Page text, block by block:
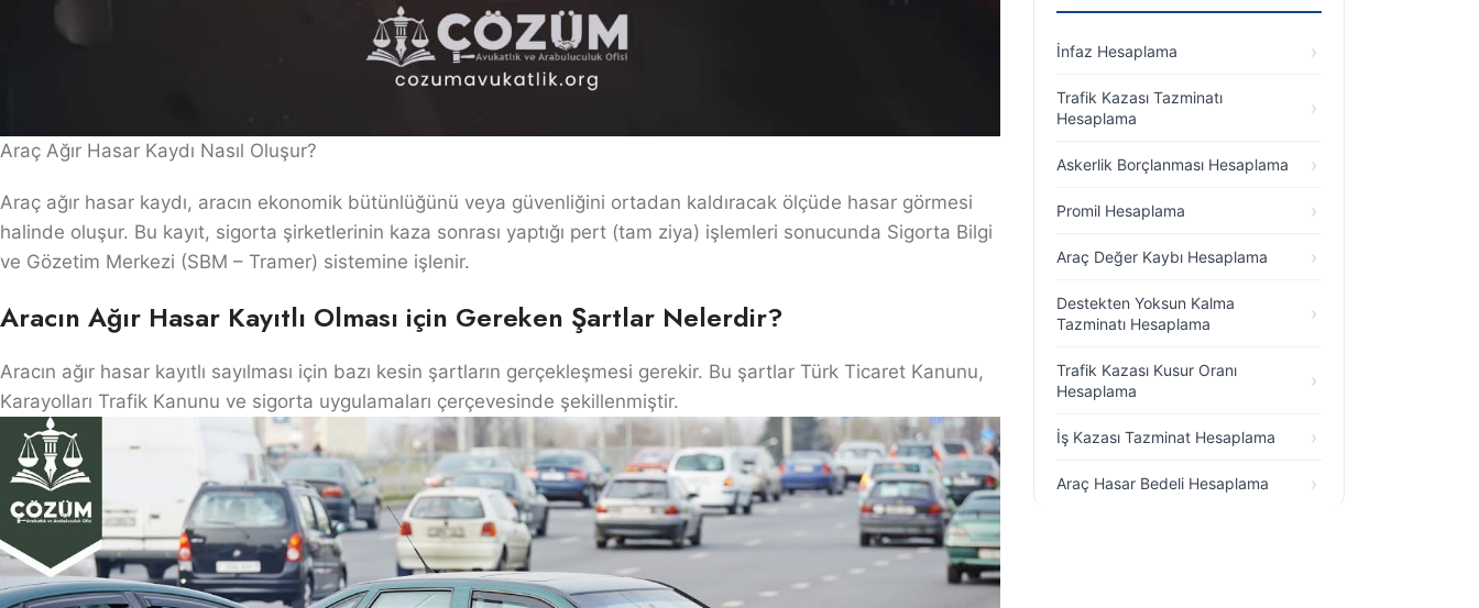
Araç Ağır Hasar Kaydı Nasıl Oluşur?
Araç ağır hasar kaydı, aracın ekonomik bütünlüğünü veya güvenliğini ortadan kaldıracak ölçüde hasar görmesi
halinde oluşur. Bu kayıt, sigorta şirketlerinin kaza sonrası yaptığı pert (tam ziya) işlemleri sonucunda Sigorta Bilgi
ve Gözetim Merkezi (SBM – Tramer) sistemine işlenir.
Aracın Ağır Hasar Kayıtlı Olması için Gereken Şartlar Nelerdir?
Aracın ağır hasar kayıtlı sayılması için bazı kesin şartların gerçekleşmesi gerekir. Bu şartlar Türk Ticaret Kanunu,
Karayolları Trafik Kanunu ve sigorta uygulamaları çerçevesinde şekillenmiştir.
İnfaz Hesaplama
Trafik Kazası Tazminatı
Hesaplama
Askerlik Borçlanması Hesaplama
Promil Hesaplama
Araç Değer Kaybı Hesaplama
Destekten Yoksun Kalma
Tazminatı Hesaplama
Trafik Kazası Kusur Oranı
Hesaplama
İş Kazası Tazminat Hesaplama
Araç Hasar Bedeli Hesaplama